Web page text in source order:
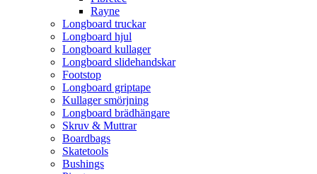
Rayne
Longboard truckar
Longboard hjul
Longboard kullager
Longboard slidehandskar
Footstop
Longboard griptape
Kullager smörjning
Longboard brädhängare
Skruv & Muttrar
Boardbags
Skatetools
Bushings